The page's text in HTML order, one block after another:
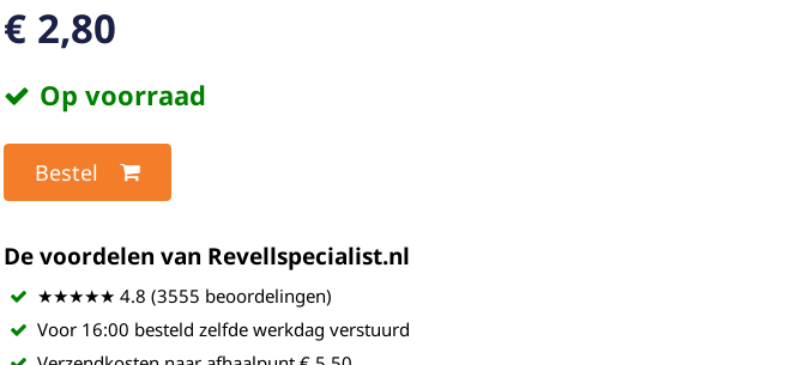
€ 2,80
Op voorraad
Bestel
De voordelen van Revellspecialist.nl
★★★★★ 4.8 (3555 beoordelingen)
Voor 16:00 besteld zelfde werkdag verstuurd